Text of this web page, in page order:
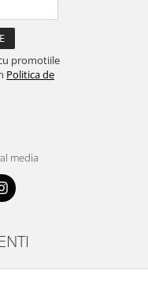
promotiile
Politica de
media